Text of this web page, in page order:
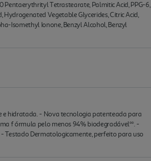
Pentaerythrityl Tetrastearate, Palmitic Acid, PPG-6,
Vegetable Glycerides, Citric Acid,
Isomethyl Ionone, Benzyl Alcohol, Benzyl
e hidratada. - Nova tecnologia patenteada para
f órmula pelo menos 94% biodegradável**. -
Testado Dermatologicamente, perfeito para uso